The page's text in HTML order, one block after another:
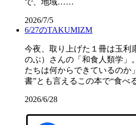
で、地域……
2026/7/5
6/27のTAKUMIZM
今夜、取り上げた１冊は玉利
のぶ）さんの「和食人類学」
たちは何からできているのか
書”とも言えるこの本で“食
2026/6/28